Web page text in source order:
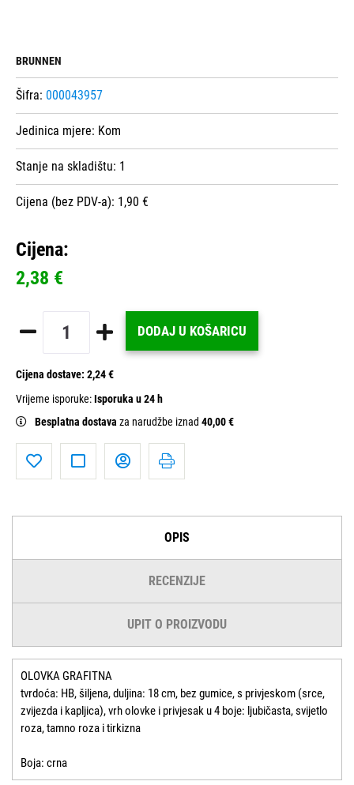
BRUNNEN
Šifra: 000043957
Jedinica mjere: Kom
Stanje na skladištu: 1
Cijena (bez PDV-a): 1,90 €
Cijena:
2,38 €
DODAJ U KOŠARICU
Cijena dostave: 2,24 €
Vrijeme isporuke:Isporuka u 24 h
Besplatna dostava za narudžbe iznad 40,00 €
OPIS
RECENZIJE
UPIT O PROIZVODU
OLOVKA GRAFITNA
tvrdoća: HB, šiljena, duljina: 18 cm, bez gumice, s privjeskom (srce,
zvijezda i kapljica), vrh olovke i privjesak u 4 boje: ljubičasta, svijetlo
roza, tamno roza i tirkizna
Boja: crna